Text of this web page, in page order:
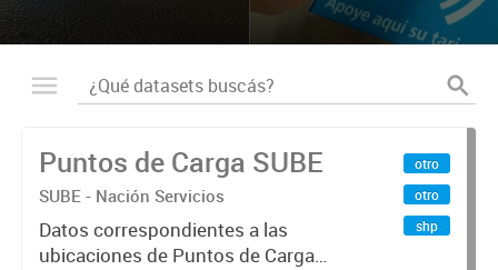
Puntos de Carga SUBE
SUBE - Nación Servicios
Datos correspondientes a las
ubicaciones de Puntos de Carga
otro
otro
shp